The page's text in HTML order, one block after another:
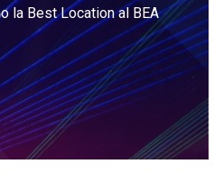
la Best Location al BEA